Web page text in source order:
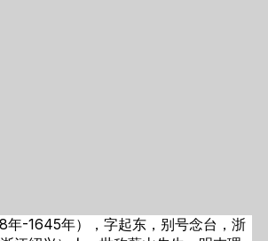
年-1645年），字起东，别号念台，浙